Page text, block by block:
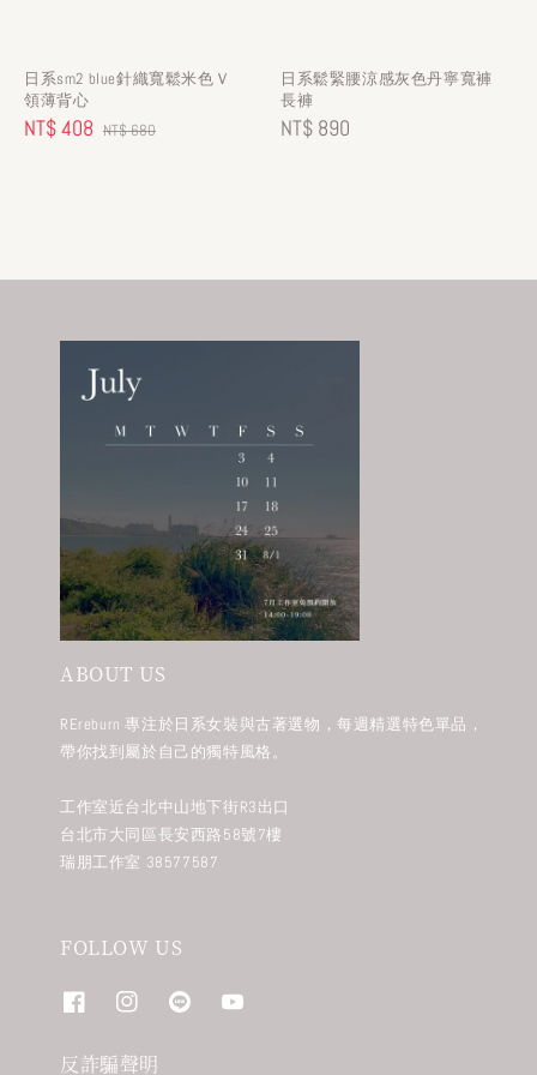
日系sm2 blue針織寬鬆米色Ｖ
領薄背心
Sale
NT$ 408 Regular
NT$ 680
日系鬆緊腰涼感灰色丹寧寬褲
長褲
Regular
NT$ 890
ABOUT US
REreburn 專注於日系女裝與古著選物，每週精選特色單品，
帶你找到屬於自己的獨特風格。
工作室近台北中山地下街R3出口
台北市大同區長安西路58號7樓
瑞朋工作室 38577587
FOLLOW US
反詐騙聲明